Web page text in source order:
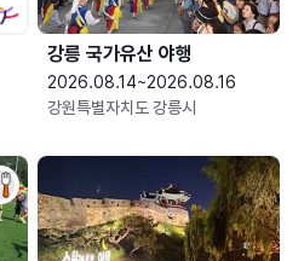
강릉 국가유산 야행
2026.08.14~2026.08.16
강원특별자치도 강릉시